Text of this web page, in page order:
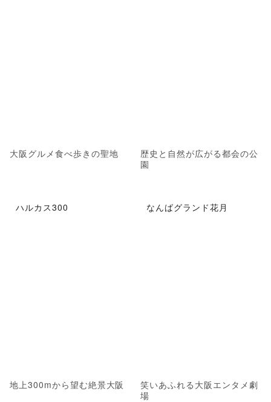
大阪グルメ食べ歩きの聖地
歴史と自然が広がる都会の公
園
ハルカス300
地上300mから望む絶景大阪
なんばグランド花月
笑いあふれる大阪エンタメ劇
場